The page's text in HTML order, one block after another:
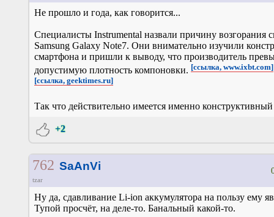
Не прошло и года, как говорится...
Специалисты Instrumental назвали причину возгорания
Samsung Galaxy Note7. Они внимательно изучили
смартфона и пришли к выводу, что производитель
допустимую плотность компоновки. [ссылка, www.ixbt.com]
[ссылка, geektimes.ru]
Так что действительно имеется именно конструктивный
+2
762 SaAnVi
tzar
Ну да, сдавливание Li-ion аккумулятора на пользу ему
Тупой просчёт, на деле-то. Банальный какой-то.